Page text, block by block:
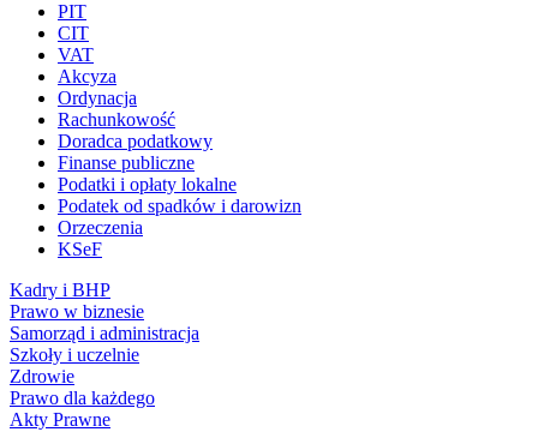
PIT
CIT
VAT
Akcyza
Ordynacja
Rachunkowość
Doradca podatkowy
Finanse publiczne
Podatki i opłaty lokalne
Podatek od spadków i darowizn
Orzeczenia
KSeF
Kadry i BHP
Prawo w biznesie
Samorząd i administracja
Szkoły i uczelnie
Zdrowie
Prawo dla każdego
Akty Prawne